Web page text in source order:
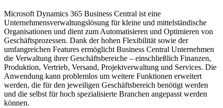
Microsoft Dynamics 365 Business Central ist eine
Unternehmensverwaltungslösung für kleine und mittelständische
Organisationen und dient zum Automatisieren und Optimieren von
Geschäftsprozessen. Dank der hohen Flexibilität sowie der
umfangreichen Features ermöglicht Business Central Unternehmen
die Verwaltung ihrer Geschäftsbereiche – einschließlich Finanzen,
Produktion, Vertrieb, Versand, Projektverwaltung und Services. Die
Anwendung kann problemlos um weitere Funktionen erweitert
werden, die für den jeweiligen Geschäftsbereich benötigt werden
und die selbst für hoch spezialisierte Branchen angepasst werden
können.